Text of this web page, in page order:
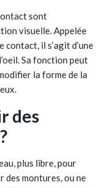
sont
visuelle. Appelée
il s’agit d’une
Sa fonction peut
la forme de la
des
plus libre, pour
des montures, ou ne